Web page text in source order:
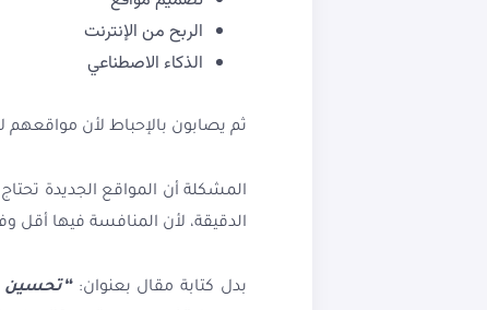
الربح من الإنترنت
الذكاء الاصطناعي
ثم يصابون بالإحباط لأن مواقعهم
الدقيقة، لأن المنافسة فيها أقل
بدل كتابة مقال بعنوان: “تحسين